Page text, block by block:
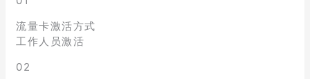
流量卡激活方式
工作人员激活
02